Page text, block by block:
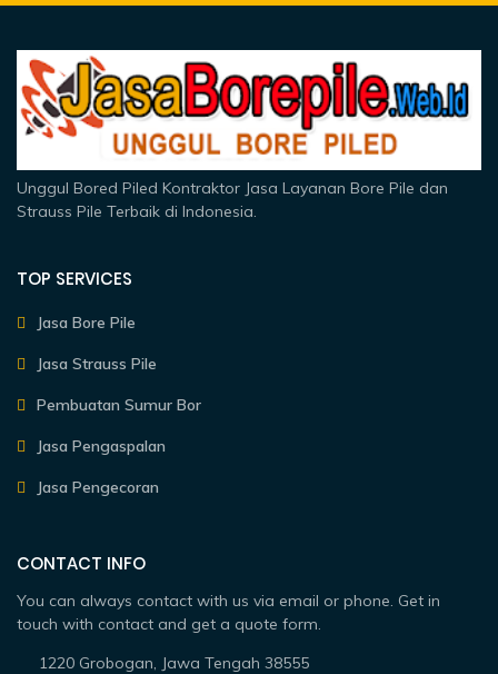
Unggul Bored Piled Kontraktor Jasa Layanan Bore Pile dan
Strauss Pile Terbaik di Indonesia.
TOP SERVICES
Jasa Bore Pile
Jasa Strauss Pile
Pembuatan Sumur Bor
Jasa Pengaspalan
Jasa Pengecoran
CONTACT INFO
You can always contact with us via email or phone. Get in
touch with contact and get a quote form.
1220 Grobogan, Jawa Tengah 38555